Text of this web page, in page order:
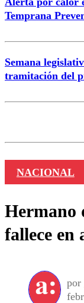
Temprana
Semana
tramitación del
NACIONAL
Hermano
fallece en
por